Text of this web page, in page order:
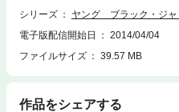
シリーズ
ヤング ブラック・ジャ
電子版配信開始日
2014/04/04
ファイルサイズ
39.57 MB
作品をシェアする